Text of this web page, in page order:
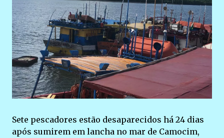
Sete pescadores estão desaparecidos há 24 dias
após sumirem em lancha no mar de Camocim,